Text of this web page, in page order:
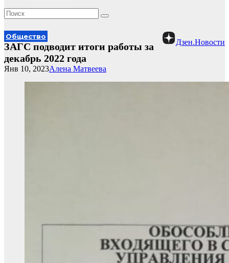
Дзен.Новости
Общество
ЗАГС подводит итоги работы за
декабрь 2022 года
Алена Матвеева
Янв 10, 2023